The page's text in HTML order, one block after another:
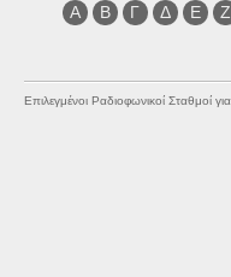
Α
Β Γ Δ Ε Ζ
Επιλεγμένοι Ραδιοφωνικοί Σταθμοί